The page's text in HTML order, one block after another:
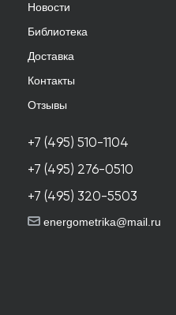
Новости
Библиотека
Доставка
Контакты
Отзывы
+7 (495) 510-1104
+7 (495) 276-0510
+7 (495) 320-5503
energometrika@mail.ru